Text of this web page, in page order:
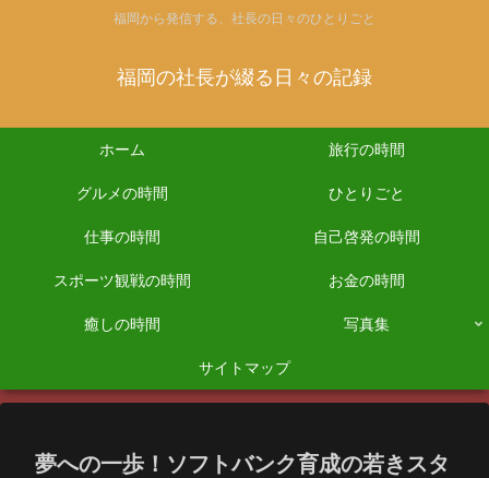
福岡から発信する、社長の日々のひとりごと
福岡の社長が綴る日々の記録
ホーム 旅行の時間
グルメの時間 ひとりごと
仕事の時間 自己啓発の時間
スポーツ観戦の時間 お金の時間
癒しの時間 写真集
サイトマップ
夢への一歩！ソフトバンク育成の若きスタ